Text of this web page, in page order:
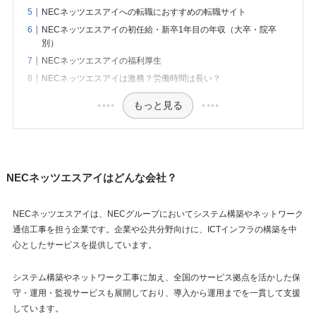
NECネッツエスアイへの転職におすすめの転職サイト
NECネッツエスアイの初任給・新卒1年目の年収（大卒・院卒
別）
NECネッツエスアイの福利厚生
NECネッツエスアイは激務？労働時間は長い？
もっと見る
NECネッツエスアイはどんな会社？
NECネッツエスアイは、NECグループにおいてシステム構築やネットワーク
通信工事を担う企業です。企業や公共分野向けに、ICTインフラの構築を中
心としたサービスを提供しています。
システム構築やネットワーク工事に加え、全国のサービス拠点を活かした保
守・運用・監視サービスも展開しており、導入から運用までを一貫して支援
しています。